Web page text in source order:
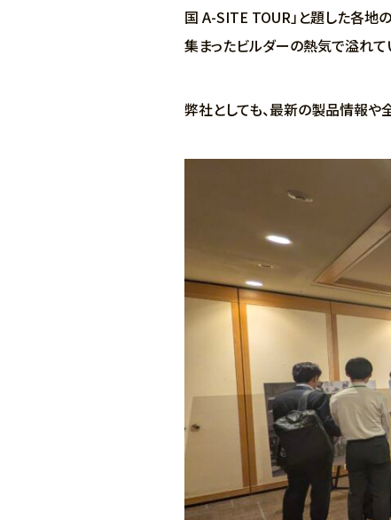
国 A-SITE TOUR」と題した各地
集まったビルダーの熱気で溢れて
弊社としても、最新の製品情報や